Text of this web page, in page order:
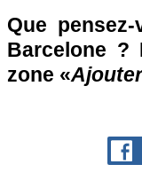
Que
Barcelone ?
zone «